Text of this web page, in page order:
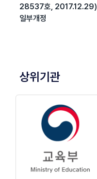
28537호, 2017.12.29)
일부개정
상위기관